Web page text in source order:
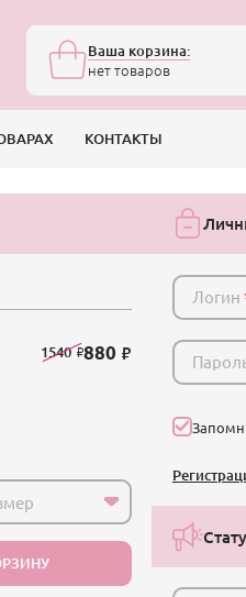
Ваша корзина:
нет товаров
КОНТАКТЫ
880
1540
Логин